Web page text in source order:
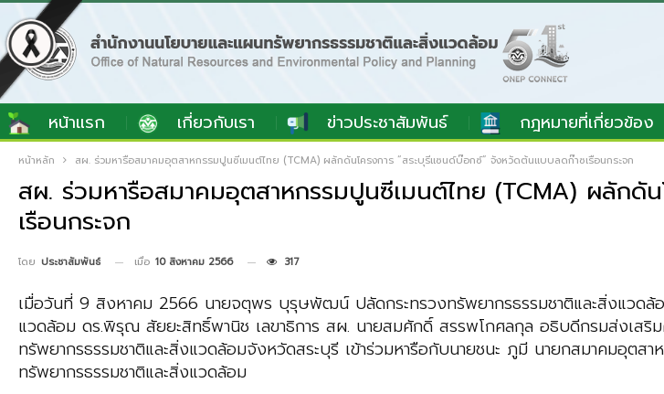
หน้าแรก เกี่ยวกับเรา ข่าวประชาสัมพันธ์ กฎหมายที่เกี่ยวข้อง
หน้าหลัก สผ. ร่วมหารือสมาคมอุตสาหกรรมปูนซีเมนต์ไทย (TCMA) ผลักดันโครงการ “สระบุรีแซนด์บ๊อกซ์” จังหวัดต้นแบบลดก๊าซเรือนกระจก
สผ. ร่วมหารือสมาคมอุตสาหกรรมปูนซีเมนต์ไทย (TCMA) ผลักดั
เรือนกระจก
โดย ประชาสัมพันธ์ เมื่อ 10 สิงหาคม 2566 317
เมื่อวันที่ 9 สิงหาคม 2566 นายจตุพร บุรุษพัฒน์ ปลัดกระทรวงทรัพยากรธรรมชาติและสิ่งแวด
แวดล้อม ดร.พิรุณ สัยยะสิทธิ์พานิช เลขาธิการ สผ. นายสมศักดิ์ สรรพโกศลกุล อธิบดีกรมส่งเ
ทรัพยากรธรรมชาติและสิ่งแวดล้อมจังหวัดสระบุรี เข้าร่วมหารือกับนายชนะ ภูมี นายกสมาคมอุต
ทรัพยากรธรรมชาติและสิ่งแวดล้อม